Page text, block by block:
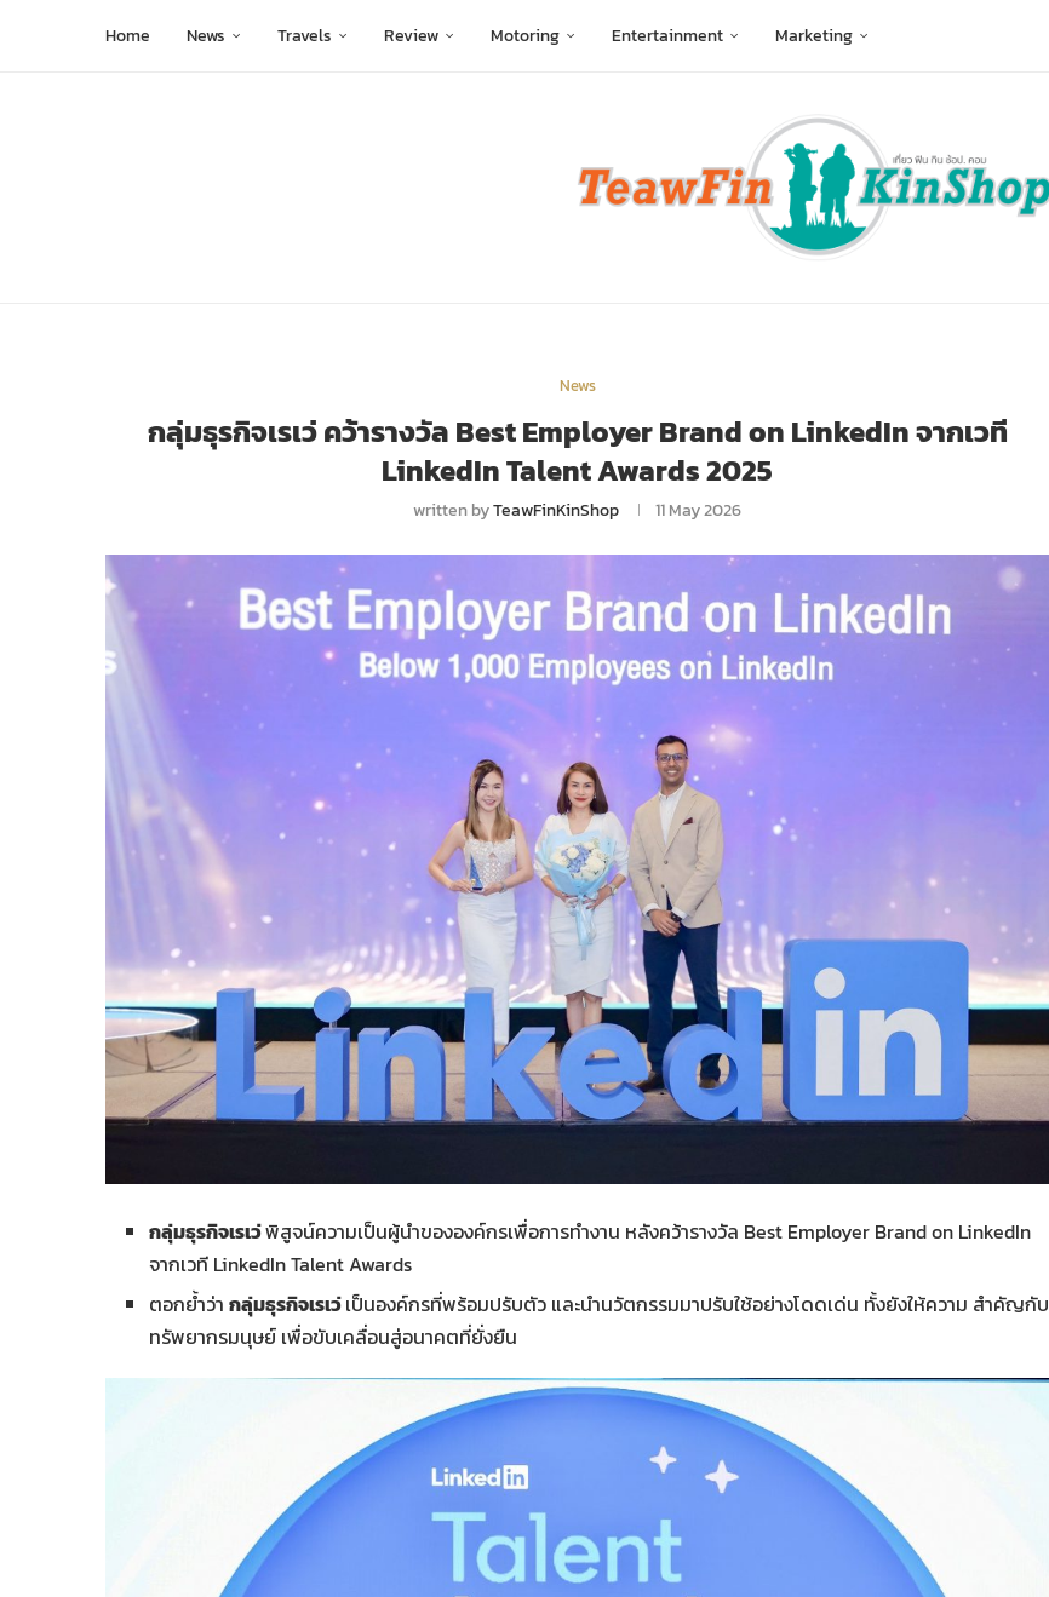
Home News Travels Review Motoring Entertainment Marketing
News
กลุ่มธุรกิจเรเว่ คว้ารางวัล Best Employer Brand on LinkedIn จากเวที
LinkedIn Talent Awards 2025
written byTeawFinKinShop 11 May 2026
กลุ่มธุรกิจเรเว่พิสูจน์ความเป็นผู้นำขององค์กรเพื่อการทำงาน หลังคว้ารางวัล Best Employer Brand on LinkedIn
จากเวที LinkedIn Talent Awards
ตอกย้ำว่า กลุ่มธุรกิจเรเว่เป็นองค์กรที่พร้อมปรับตัว และนำนวัตกรรมมาปรับใช้อย่างโดดเด่น ทั้งยังให้ความ สำคัญกับ
ทรัพยากรมนุษย์ เพื่อขับเคลื่อนสู่อนาคตที่ยั่งยืน